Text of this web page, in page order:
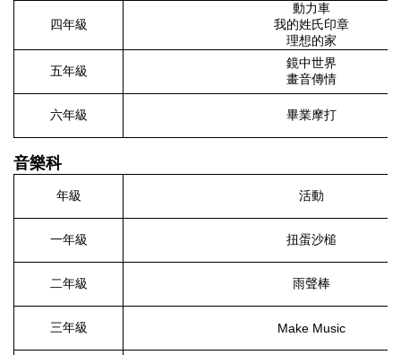
四年級
動力車
我的姓氏印章
理想的家
五年級
鏡中世界
畫音傳情
六年級 畢業摩打
音樂科
年級 活動
一年級 扭蛋沙槌
二年級 雨聲棒
三年級 Make Music